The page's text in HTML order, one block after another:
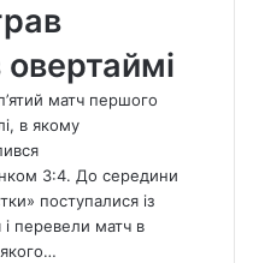
матч першого
в якому
3:4. До середини
поступалися із
і перевели матч в